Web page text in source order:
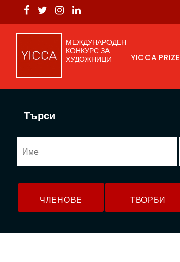
МЕЖДУНАРОДЕН
КОНКУРС ЗА
ХУДОЖНИЦИ
YICCA PRIZE
Търси
ЧЛЕНОВЕ ТВОРБИ